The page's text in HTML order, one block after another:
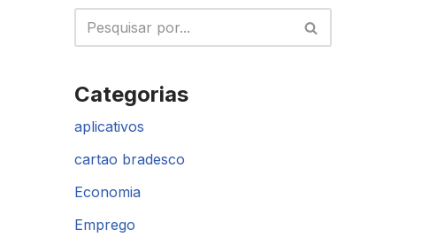
Categorias
aplicativos
cartao bradesco
Economia
Emprego